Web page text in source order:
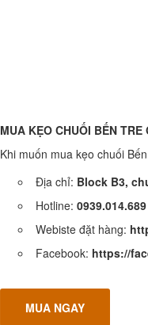
MUA KẸO CHUỐI BẾN TRE
Khi muốn mua kẹo chuối
Địa chỉ: Block B3,
Hotline:
Webiste đặt hàng:
Facebook: https://